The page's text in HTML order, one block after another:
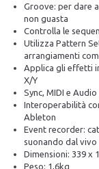
Groove: per dare
non guasta
Controlla le
Utilizza Pattern
arrangiamenti
Applica gli effetti
X/Y
Sync, MIDI e
Interoperabilità
Ableton
Event recorder:
suonando dal vivo
Dimensioni: 339 x
Peso: 1,6kg